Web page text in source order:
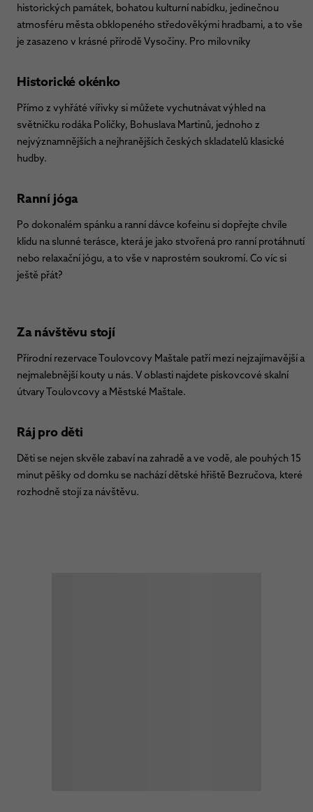
historických památek, bohatou kulturní nabídku, jedinečnou
atmosféru města obklopeného středověkými hradbami, a to vše
je zasazeno v krásné přírodě Vysočiny. Pro milovníky
Historické okénko
Přímo z vyhřáté vířivky si můžete vychutnávat výhled na
světničku rodáka Poličky, Bohuslava Martinů, jednoho z
nejvýznamnějších a nejhranějších českých skladatelů klasické
hudby.
Ranní jóga
Po dokonalém spánku a ranní dávce kofeinu si dopřejte chvíle
klidu na slunné terásce, která je jako stvořená pro ranní protáhnutí
nebo relaxační jógu, a to vše v naprostém soukromí. Co víc si
ještě přát?
Za návštěvu stojí
Přírodní rezervace Toulovcovy Maštale patří mezi nejzajímavější a
nejmalebnější kouty u nás. V oblasti najdete pískovcové skalní
útvary Toulovcovy a Městské Maštale.
Ráj pro děti
Děti se nejen skvěle zabaví na zahradě a ve vodě, ale pouhých 15
minut pěšky od domku se nachází dětské hřiště Bezručova, které
rozhodně stojí za návštěvu.